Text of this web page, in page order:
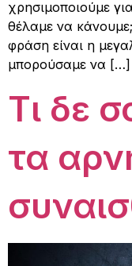
χρησιμοποιούμε
θέλαμε να
φράση είναι η
μπορούσαμε να […]
Τι δε
τα